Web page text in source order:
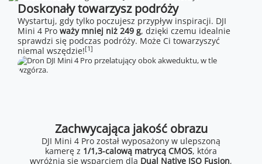
Doskonały towarzysz podróży
Wystartuj, gdy tylko poczujesz przypływ inspiracji. DJI
Mini 4 Pro waży mniej niż 249 g, dzięki czemu idealnie
sprawdzi się podczas podróży. Może Ci towarzyszyć
niemal wszędzie![1]
Zachwycająca jakość obrazu
DJI Mini 4 Pro został wyposażony w ulepszoną
kamerę z 1/1,3-calową matrycą CMOS, która
wyróżnia się wsparciem dla Dual Native ISO Fusion,